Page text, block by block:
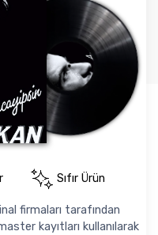
Sıfır Ürün
firmaları tarafından
kayıtları kullanılarak